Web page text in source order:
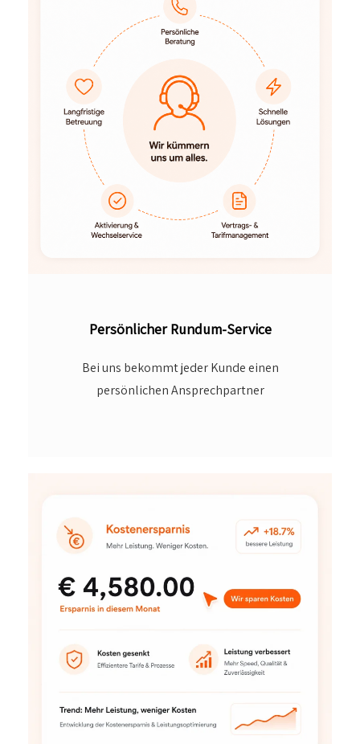
Persönlicher Rundum-Service
Bei uns bekommt jeder Kunde einen
persönlichen Ansprechpartner